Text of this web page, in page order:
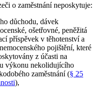
o zaměstnání neposkytuje:
důchodu, dávek
ošetřovné, peněžitá
příspěvek v těhotenství a
pojištění, které
z účasti na
výkonu nekolidujícího
zaměstnání (§ 25
),